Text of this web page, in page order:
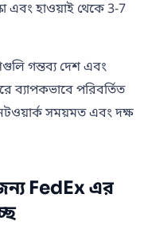
এবং হাওয়াই থেকে 3-7
গন্তব্য দেশ এবং
ব্যাপকভাবে পরিবর্তিত
সময়মত এবং দক্ষ
জন্য FedEx এর